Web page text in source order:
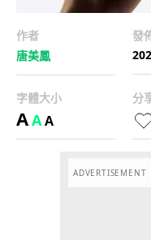
作者
唐美鳳
發
字體大小
AAA
分
ADVERTISEMENT